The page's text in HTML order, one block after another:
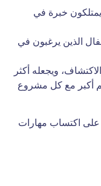
خبرة في
الذين يرغبون في
ويجعله أكثر
أكبر مع كل مشروع
اكتساب مهارات